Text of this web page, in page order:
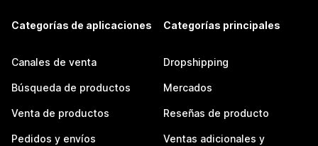
Categorías de aplicaciones
Canales de venta
Búsqueda de productos
Venta de productos
Pedidos y envíos
Categorías principales
Dropshipping
Mercados
Reseñas de producto
Ventas adicionales y